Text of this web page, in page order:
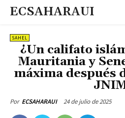
ECSAHARAUI
SAHEL
¿Un califato
Mauritania y
máxima después
Por ECSAHARAUI 24 de julio de 2025